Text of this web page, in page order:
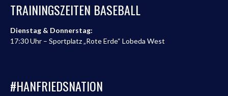
TRAININGSZEITEN BASEBALL
Dienstag & Donnerstag:
17:30 Uhr – Sportplatz „Rote Erde“ Lobeda West
#HANFRIEDSNATION